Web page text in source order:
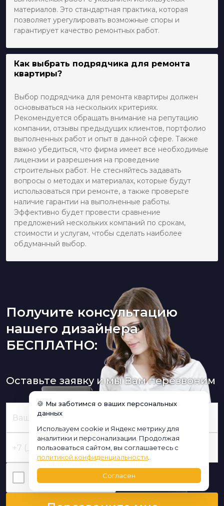
материалов. Это стандартная практика, которая
позволяет урегулировать возможные споры и
гарантирует качество ремонтных работ.
Как выбрать подрядчика для ремонта
квартиры?
Выбор подрядчика для ремонта квартиры должен
основываться на нескольких критериях.
Рекомендуется обращать внимание на репутацию
компании, отзывы предыдущих клиентов, портфолио
выполненных работ и опыт в данной сфере. Также
важно убедиться, что фирма имеет все необходимые
лицензии и разрешения на проведение
строительных работ. Не стесняйтесь задавать
вопросы о методах и материалах, которые будут
использоваться при ремонте, а также проверьте
наличие гарантии на выполненные работы.
Эффективно будет провести сравнение
предложений нескольких компаний по срокам,
стоимости и услугам, чтобы сделать наиболее
обдуманный выбор.
Получите консультацию
нашего дизайнера
БЕСПЛАТНО:
Оставьте заявку и мы Вам перезвоним
🍪 Мы заботимся о ваших персональных
данных
Используем cookie и Яндекс метрику для
аналитики и персонализации. Продолжая
пользоваться сайтом, вы соглашаетесь с
политикой конфиденциальности
Согласен